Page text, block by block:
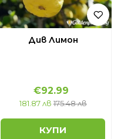
Див Лимон
€92.99
181.87 лв 175.48 лв
КУПИ